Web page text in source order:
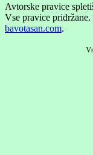
Avtorske pravice
Vse pravice pridržane.
bavotasan.com.